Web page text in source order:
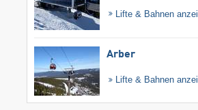
Lifte & Bahnen
Arber
Lifte & Bahnen